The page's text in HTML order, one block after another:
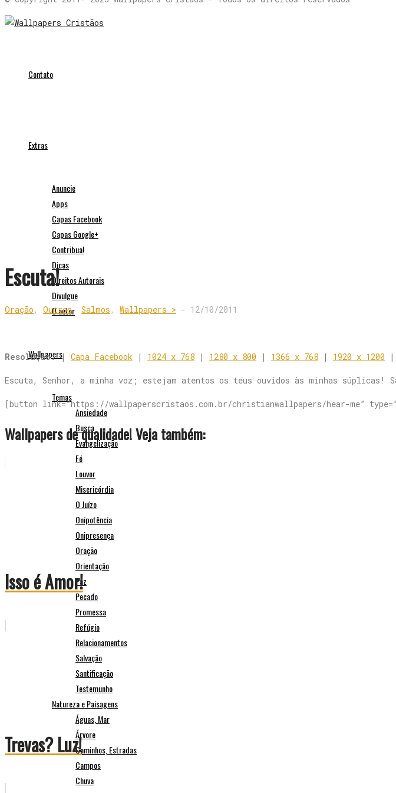
Contato
Extras
Anuncie
Apps
Capas Facebook
Capas Google+
Contribua!
Dicas
Direitos Autorais
Divulgue
O autor
Wallpapers
Temas
Ansiedade
Busca
Evangelização
Fé
Louvor
Misericórdia
O Juízo
Onipotência
Onipresença
Oração
Orientação
Paz
Pecado
Promessa
Refúgio
Relacionamentos
Salvação
Santificação
Testemunho
Natureza e Paisagens
Águas, Mar
Árvore
Caminhos, Estradas
Campos
Chuva
Escuta!
Oração , Outros, Salmos , Wallpapers > - 12/10/2011
Resolução:| Capa Facebook | 1024 x 768 | 1280 x 800 | 1366 x 768 | 1920 x 1200 |
Escuta, Senhor, a minha voz; estejam atentos os teus ouvidos às minhas súplicas!
[button link=”https://wallpaperscristaos.com.br/christianwallpapers/hear-me”
Wallpapers de qualidade! Veja também:
Isso é Amor!
Trevas? Luz!